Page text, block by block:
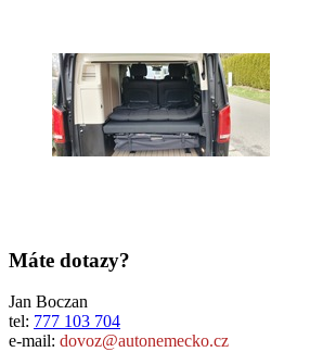
Máte dotazy?
Jan Boczan
tel: 777 103 704
e-mail: dovoz@autonemecko.cz